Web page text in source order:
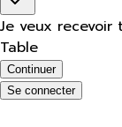
Je veux
Table
Continuer
Se connecter